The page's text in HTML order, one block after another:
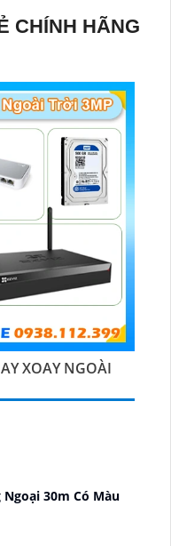
CHÍNH HÃNG
XOAY NGOÀI
Ngoại 30m Có Màu